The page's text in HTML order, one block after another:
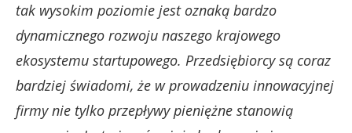
tak wysokim poziomie jest oznaką bardzo
dynamicznego rozwoju naszego krajowego
ekosystemu startupowego. Przedsiębiorcy są coraz
bardziej świadomi, że w prowadzeniu innowacyjnej
firmy nie tylko przepływy pieniężne stanowią